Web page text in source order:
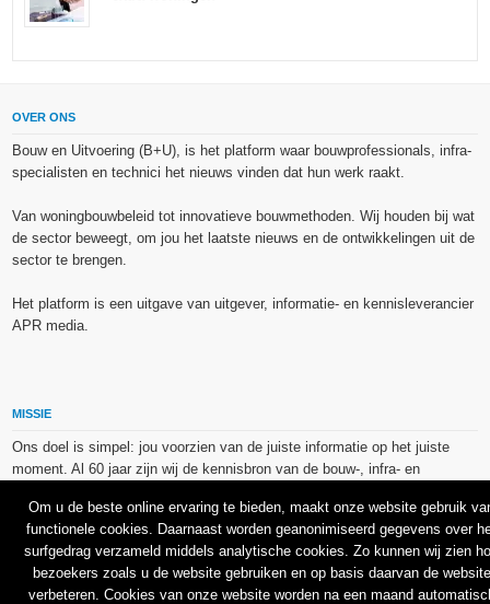
OVER ONS
Bouw en Uitvoering (B+U), is het platform waar bouwprofessionals, infra-
specialisten en technici het nieuws vinden dat hun werk raakt.
Van woningbouwbeleid tot innovatieve bouwmethoden. Wij houden bij wat
de sector beweegt, om jou het laatste nieuws en de ontwikkelingen uit de
sector te brengen.
Het platform is een uitgave van uitgever, informatie- en kennisleverancier
APR media.
MISSIE
Ons doel is simpel: jou voorzien van de juiste informatie op het juiste
moment. Al 60 jaar zijn wij de kennisbron van de bouw-, infra- en
De op dit platform gebruikte afbeeldingen, illustraties en foto’s zijn ofwel
vrij van rechten verkregen via de bron van het betreffende bericht, of
binnen de aan APR media (groep) of BU media verschafte licentie(s) en
de daarmee verkregen rechten aangekocht bij Shutterstock en/of 123RF.
Om u de beste online ervaring te bieden, maakt onze website gebruik
functionele cookies. Daarnaast worden geanonimiseerd gegevens over
surfgedrag verzameld middels analytische cookies. Zo kunnen wij zien
bezoekers zoals u de website gebruiken en op basis daarvan de website
verbeteren. Cookies van onze website worden na een maand